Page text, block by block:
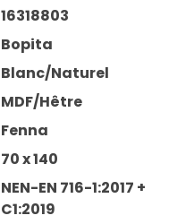
16318803
Bopita
Blanc/Naturel
MDF/Hêtre
Fenna
70 x 140
NEN-EN 716-1:2017 +
C1:2019